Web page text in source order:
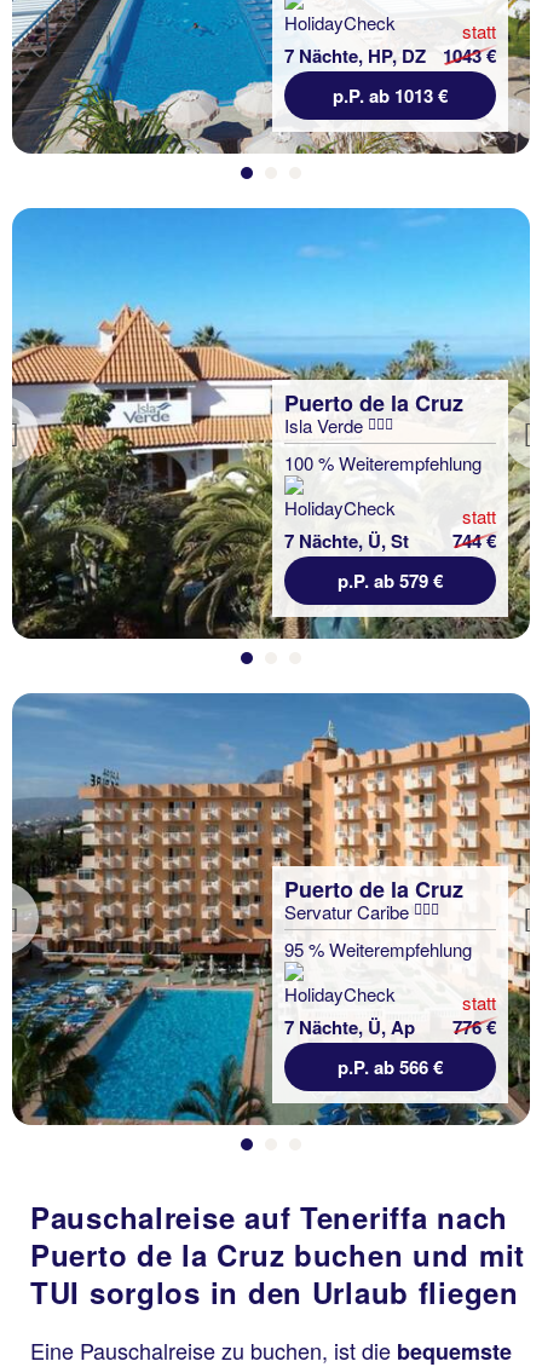
7 Nächte, HP, DZ
statt
1043 €
p.P. ab 1013 €
Previous
Puerto de la Cruz
Isla Verde
100 % Weiterempfehlung
7 Nächte, Ü, St
statt
744 €
p.P. ab 579 €
Previous
Puerto de la Cruz
Servatur Caribe
95 % Weiterempfehlung
7 Nächte, Ü, Ap
statt
776 €
p.P. ab 566 €
Pauschalreise auf Teneriffa nach
Puerto de la Cruz buchen und mit
TUI sorglos in den Urlaub fliegen
Eine Pauschalreise zu buchen, ist die bequemste